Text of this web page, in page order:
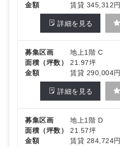
金額
賃貸 345,312円
詳細を見る
募集区画
地上1階 C
面積（坪数）
21.97坪
金額
賃貸 290,004円
詳細を見る
募集区画
地上1階 D
面積（坪数）
21.57坪
金額
賃貸 284,724円